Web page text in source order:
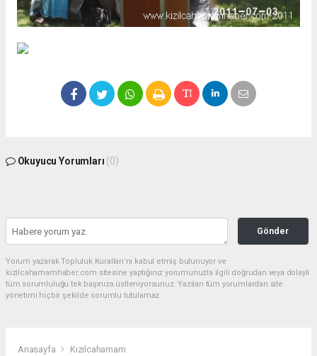
Okuyucu Yorumları (0)
Gönder
Yorum yazarak Topluluk Kuralları’nı kabul etmiş bulunuyor ve
kizilcahamamhaber.com sitesine yaptığınız yorumunuzla ilgili doğrudan veya dolaylı
tüm sorumluluğu tek başınıza üstleniyorsunuz. Yazılan tüm yorumlardan site
yönetimi hiçbir şekilde sorumlu tutulamaz.
Anasayfa Kızılcahamam